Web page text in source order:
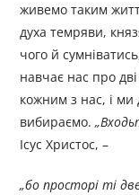
живемо таким
духа темряви,
чого й
навчає нас про
кожним з нас, і ми
вибираємо.
Ісус Христос, –
„бо просторі ті